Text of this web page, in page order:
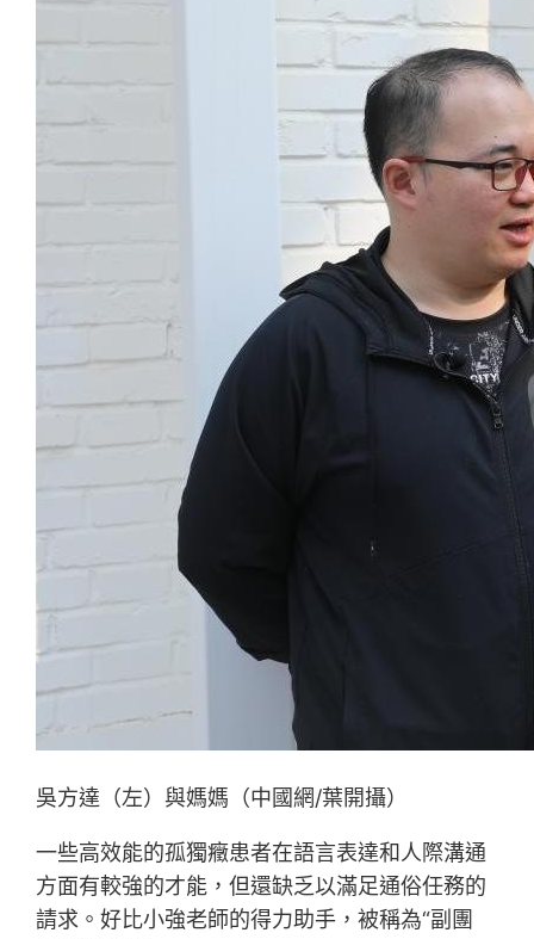
吳方達（左）與媽媽（中國網/葉開攝）
一些高效能的孤獨癥患者在語言表達和人際溝通
方面有較強的才能，但還缺乏以滿足通俗任務的
請求。好比小強老師的得力助手，被稱為“副團